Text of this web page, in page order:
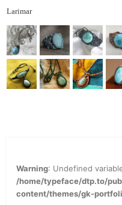
Larimar
Warning: Undefined
/home/typeface/dtp.to/
content/themes/gk-